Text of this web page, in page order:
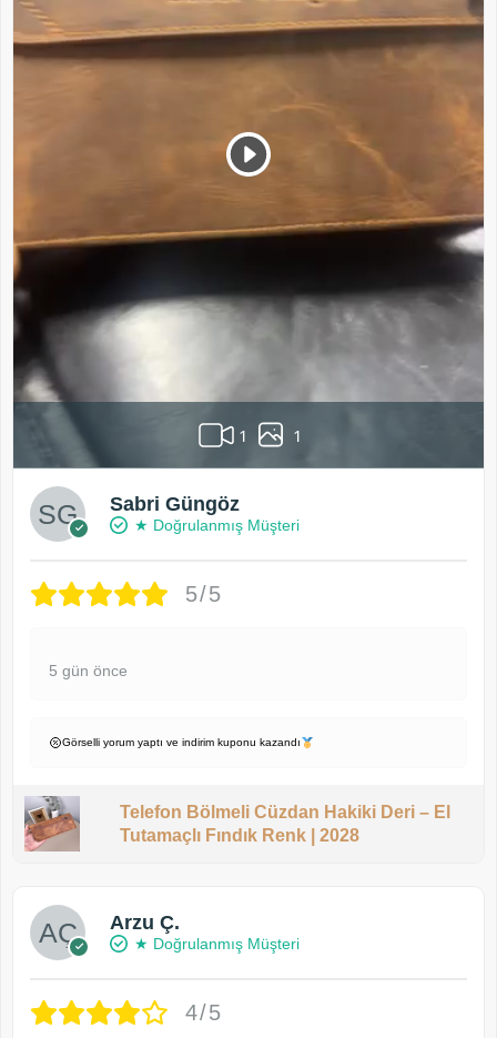
1 1
Sabri Güngöz
★ Doğrulanmış Müşteri
5/5
5 gün önce
Görselli yorum yaptı ve indirim kuponu kazandı
Telefon Bölmeli Cüzdan Hakiki Deri – El
Tutamaçlı Fındık Renk | 2028
Arzu Ç.
★ Doğrulanmış Müşteri
4/5